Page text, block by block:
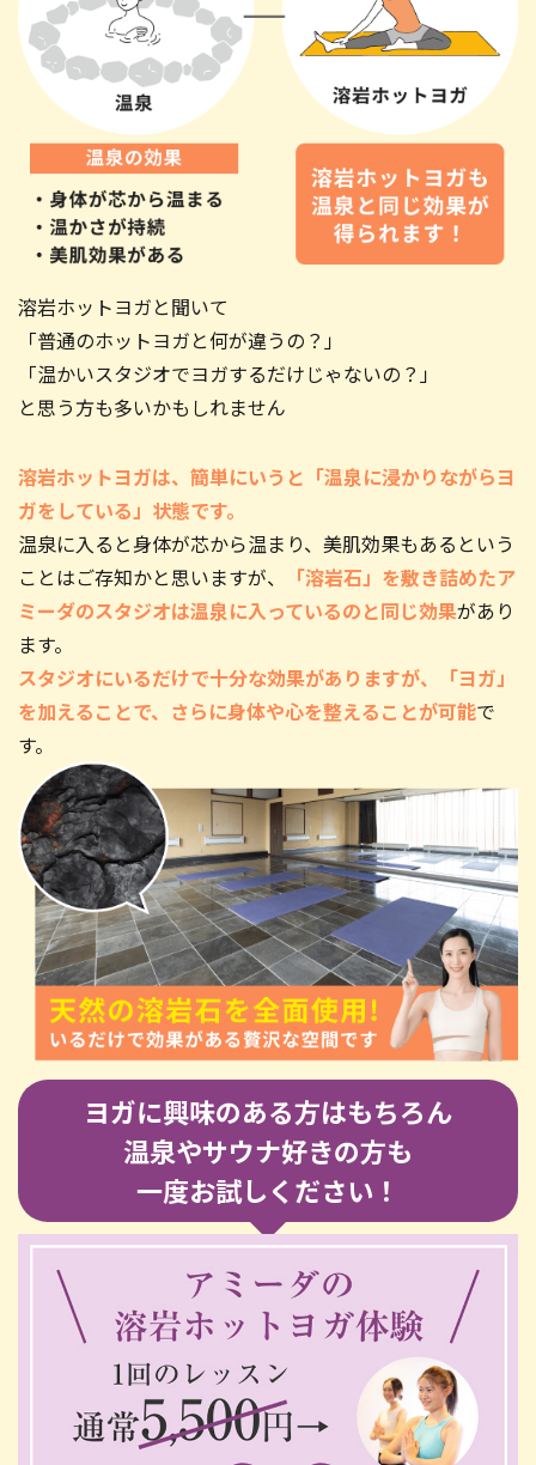
溶岩ホットヨガと聞いて
「普通のホットヨガと何が違うの？」
「温かいスタジオでヨガするだけじゃないの？」
と思う方も多いかもしれません
溶岩ホットヨガは、簡単にいうと「温泉に浸かりながらヨ
ガをしている」状態です。
温泉に入ると身体が芯から温まり、美肌効果もあるという
ことはご存知かと思いますが、
「溶岩石」を敷き詰めたア
ミーダのスタジオは温泉に入っているのと同じ効果があり
ます。
スタジオにいるだけで十分な効果がありますが、「ヨガ」
を加えることで、さらに身体や心を整えることが可能で
す。
ヨガに興味のある方はもちろん
温泉やサウナ好きの方も
一度お試しください！
【効果】
ストレス緩和、むくみ・冷え改善、リンパの流
れ促進、腸内環境の改善、便秘改善
体験予約する